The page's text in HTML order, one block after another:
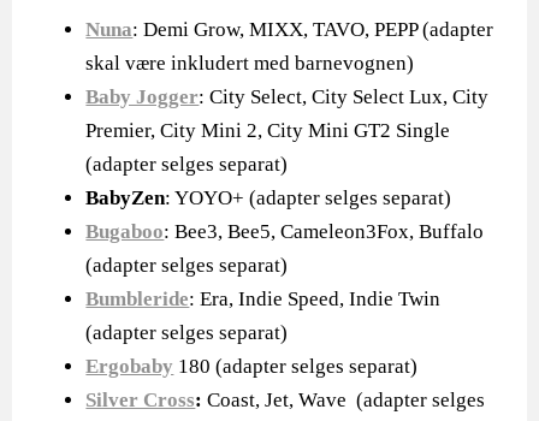
Nuna: Demi Grow, MIXX, TAVO, PEPP (adapter
skal være inkludert med barnevognen)
Baby Jogger: City Select, City Select Lux, City
Premier, City Mini 2, City Mini GT2 Single
(adapter selges separat)
BabyZen: YOYO+ (adapter selges separat)
Bugaboo: Bee3, Bee5, Cameleon3Fox, Buffalo
(adapter selges separat)
Bumbleride: Era, Indie Speed, Indie Twin
(adapter selges separat)
Ergobaby 180 (adapter selges separat)
Silver Cross: Coast, Jet, Wave (adapter selges